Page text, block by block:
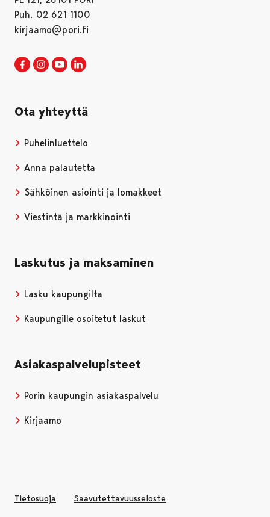
Puh. 02 621 1100
kirjaamo@pori.fi
Porin kaupunki Facebookissa
Avautuu uudessa välilehdessä
Porin kaupunki Instagramissa
Avautuu uudessa välilehdessä
Porin kaupunki Youtubessa
Avautuu uudessa välilehdessä
Ota yhteyttä
Puhelinluettelo
Anna palautetta
Sähköinen asiointi ja lomakkeet
Viestintä ja markkinointi
Laskutus ja maksaminen
Lasku kaupungilta
Kaupungille osoitetut laskut
Asiakaspalvelupisteet
Porin kaupungin asiakaspalvelu
Kirjaamo
Tietosuoja Saavutettavuusseloste